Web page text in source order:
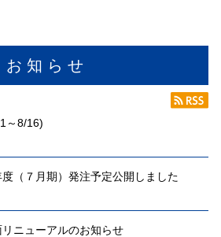
お 知 ら せ
～8/16)
（７月期）発注予定公開しました
ニューアルのお知らせ